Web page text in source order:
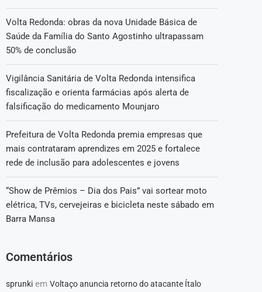
Volta Redonda: obras da nova Unidade Básica de
Saúde da Família do Santo Agostinho ultrapassam
50% de conclusão
Vigilância Sanitária de Volta Redonda intensifica
fiscalização e orienta farmácias após alerta de
falsificação do medicamento Mounjaro
Prefeitura de Volta Redonda premia empresas que
mais contrataram aprendizes em 2025 e fortalece
rede de inclusão para adolescentes e jovens
“Show de Prêmios – Dia dos Pais” vai sortear moto
elétrica, TVs, cervejeiras e bicicleta neste sábado em
Barra Mansa
Comentários
sprunki em Voltaço anuncia retorno do atacante Ítalo